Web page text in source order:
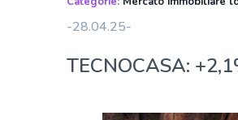
-28.04.25-
TECNOCASA: